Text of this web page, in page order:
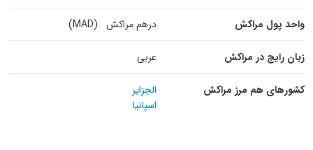
واحد پول مراکش درهم مراکش (MAD)
زبان رایج در مراکش عربی
کشورهای هم مرز مراکش
الجزایر
اسپانیا